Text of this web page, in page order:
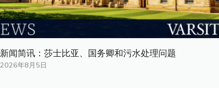
新闻简讯：莎士比亚、国务卿和污水处理问题
2026年8月5日